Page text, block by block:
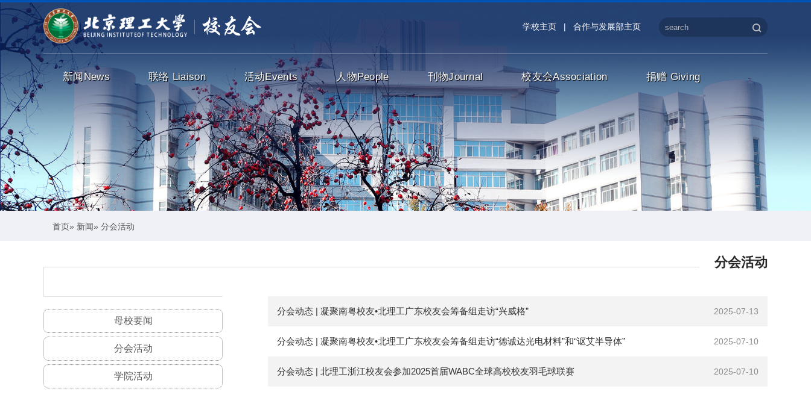
学校主页 | 合作与发展部主页
新闻News 联络 Liaison 活动Events 人物People 刊物Journal 校友会Association 捐赠 Giving
首页» 新闻» 分会活动
分会活动
母校要闻
分会活动
学院活动
2025-07-13
分会动态 | 凝聚南粤校友•北理工广东校友会筹备组走访“兴威格”
2025-07-10
分会动态 | 凝聚南粤校友•北理工广东校友会筹备组走访“德诚达光电材料”和“讴艾半导体”
2025-07-10
分会动态 | 北理工浙江校友会参加2025首届WABC全球高校校友羽毛球联赛